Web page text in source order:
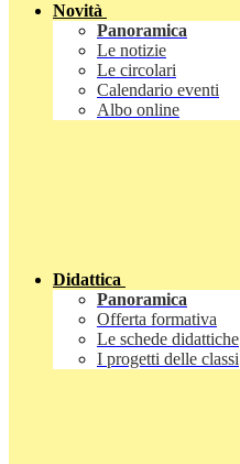
Novità
Panoramica
Le notizie
Le circolari
Calendario eventi
Albo online
Didattica
Panoramica
Offerta formativa
Le schede didattiche
I progetti delle classi